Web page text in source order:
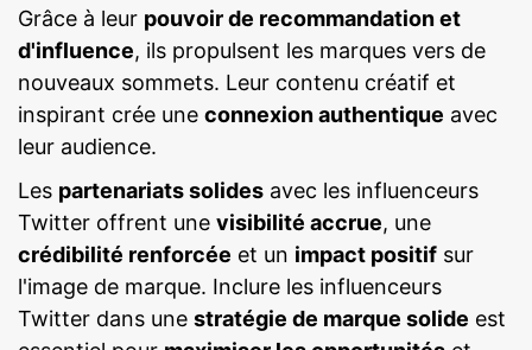
Grâce à leur pouvoir de recommandation et
d'influence, ils propulsent les marques vers de
nouveaux sommets. Leur contenu créatif et
inspirant crée une connexion authentique avec
leur audience.
Les partenariats solides avec les influenceurs
Twitter offrent une visibilité accrue, une
crédibilité renforcée et un impact positif sur
l'image de marque. Inclure les influenceurs
Twitter dans une stratégie de marque solide est